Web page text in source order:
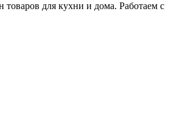
товаров для кухни и дома. Работаем с